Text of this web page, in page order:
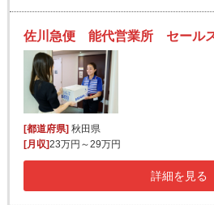
[都道府県]秋田県
[月収]23万円～29万円
詳細を見る